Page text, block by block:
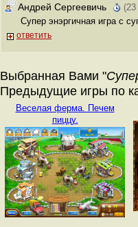
Андрей Сергеевичь
Супер энэргичная игра с
ответить
Выбранная Вами "
Предыдущие игры по
Веселая ферма. Печем
пиццу.